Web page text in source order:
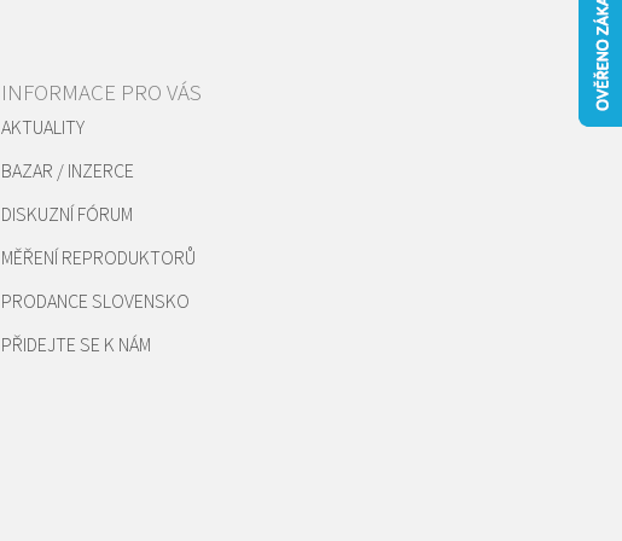
INFORMACE PRO VÁS
AKTUALITY
BAZAR / INZERCE
DISKUZNÍ FÓRUM
MĚŘENÍ REPRODUKTORŮ
PRODANCE SLOVENSKO
PŘIDEJTE SE K NÁM